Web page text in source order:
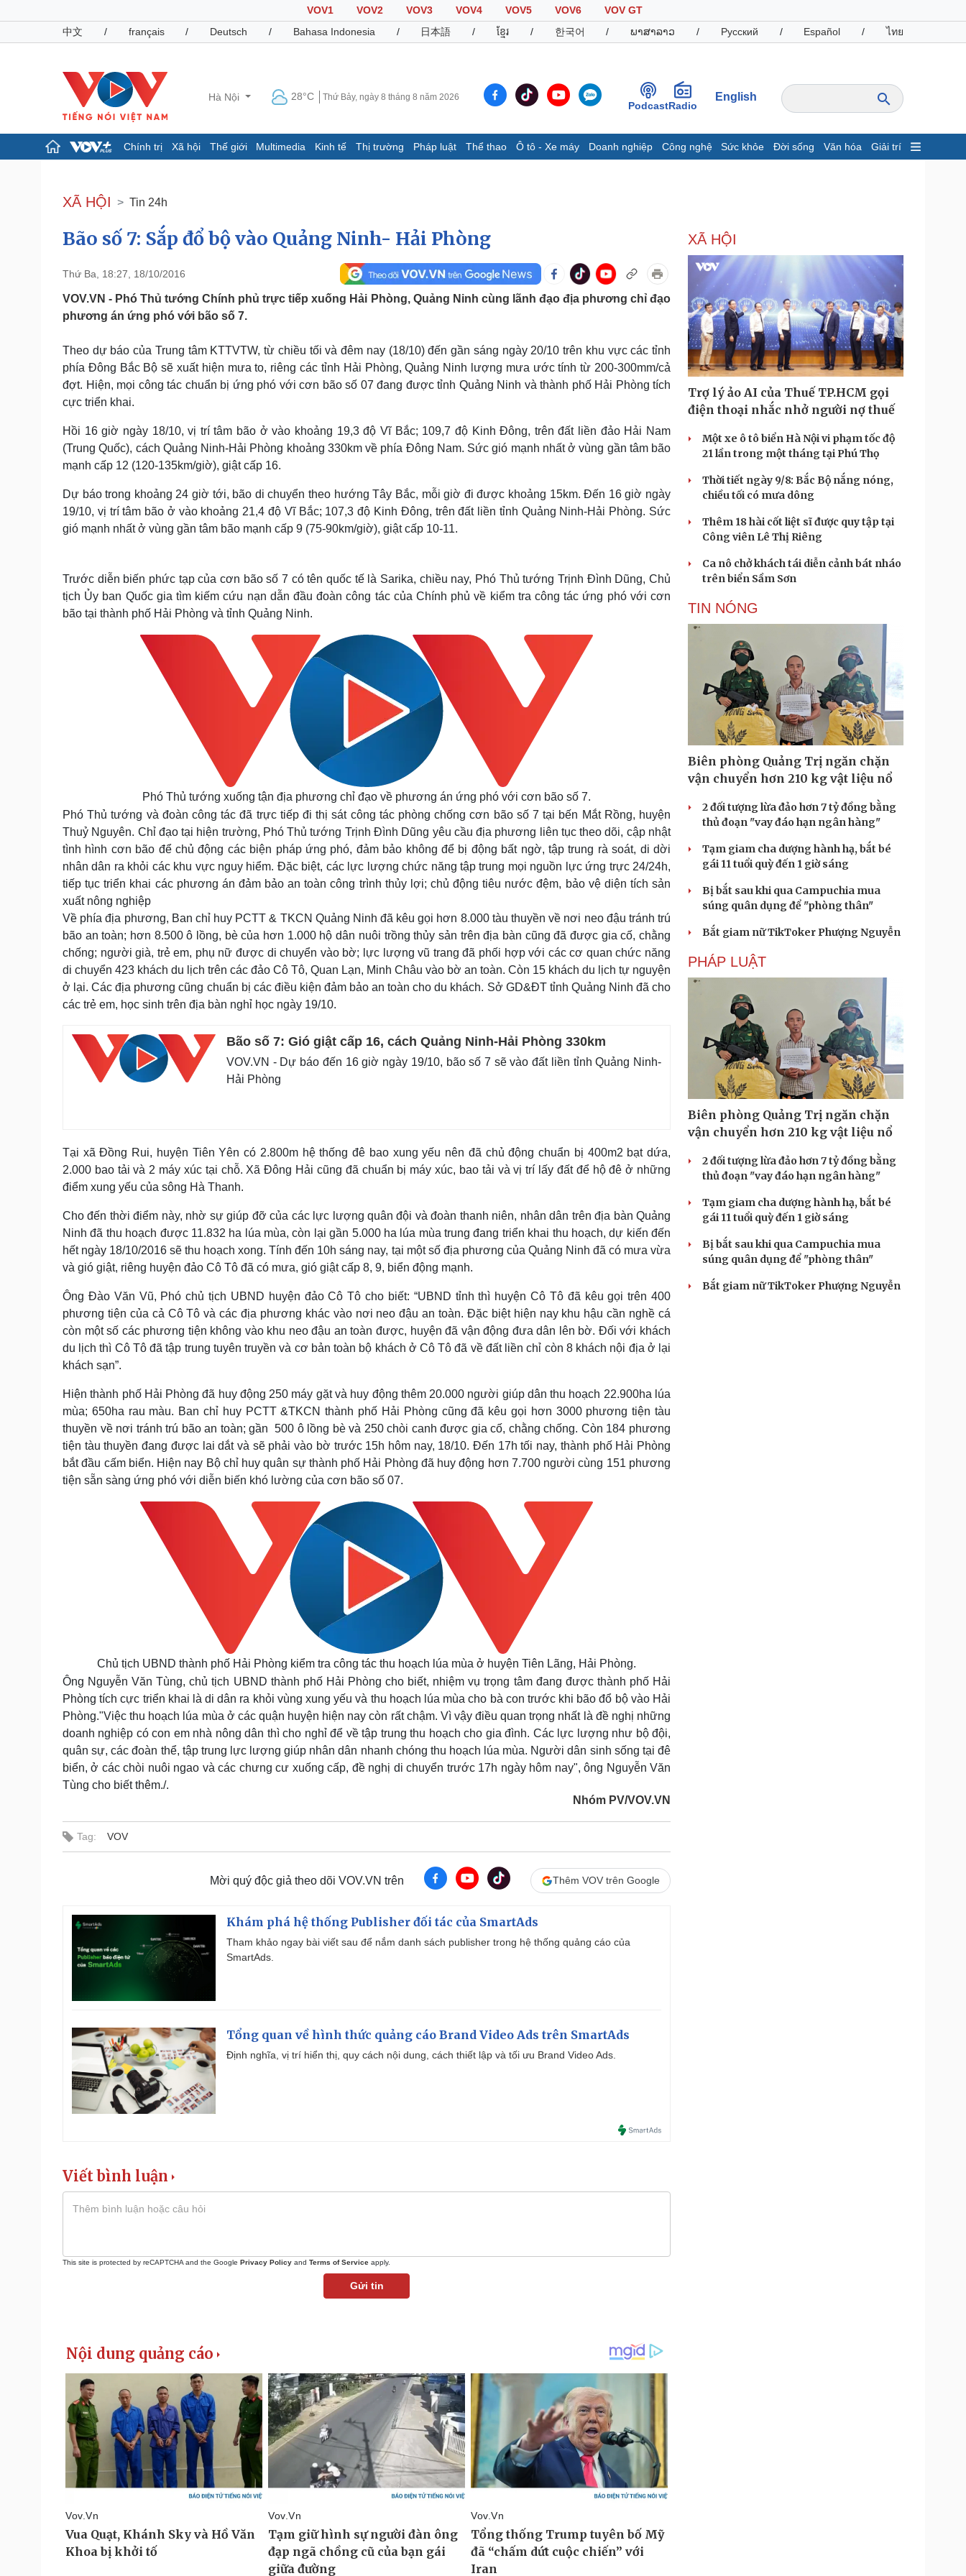
VOV1 VOV2 VOV3 VOV4 VOV5 VOV6
VOV GT
中文
/ français / Deutsch / Bahasa Indonesia / 日本語 / ខ្មែរ / 한국어 / ພາສາລາວ / Русский / Español / ไทย
Hà Nội 28°C Thứ Bảy, ngày 8 tháng 8 năm 2026
PodcastRadio
English
Chính trị Xã hội Thế giới Multimedia Kinh tế Thị trường Pháp luật Thể thao Ô tô - Xe máy Doanh nghiệp Công nghệ Sức khỏe Đời sống Văn hóa Giải trí
Đảng
Tổ chức nhân sự
Nhận diện sự thật
Dấu ấn VOV
Giá cà phê
Pháp luật
Vụ án
Tư vấn luật
Quân sự - Quốc phòng
Vũ khí
Phân tích
Thể thao
Thế giới thể thao
eSports
Hậu trường
Ô tô - Xe máy
Tư vấn
Doanh nghiệp
Thông tin doanh nghiệp
Doanh nghiệp 24h
Doanh nhân
Vì cộng đồng
Công nghệ
Sành điệu
Tin Công nghệ
Trải nghiệm
Chuyển đổi số
Sức khỏe
Cây thuốc
Sản phụ khoa
Nhi khoa
Làm đẹp - giảm cân
Phòng mạch online
Ăn sạch sống khỏe
Blog
Tình yêu - Gia đình
Văn học
Âm nhạc
Thời trang
Sao Việt
Săn Tour
check-in
Podcast
Câu chuyện thời sự
Đọc truyện đêm khuya
Cửa sổ tình yêu
Hạt giống tâm hồn
XÃ HỘI Tin 24h
Bão số 7: Sắp đổ bộ vào Quảng Ninh- Hải Phòng
Thứ Ba, 18:27, 18/10/2016
VOV.VN - Phó Thủ tướng Chính phủ trực tiếp xuống Hải Phòng, Quảng Ninh cùng lãnh đạo địa phương chỉ đạo
phương án ứng phó với bão số 7.
Theo dự báo của Trung tâm KTTVTW, từ chiều tối và đêm nay (18/10) đến gần sáng ngày 20/10 trên khu vực các tỉnh
phía Đông Bắc Bộ sẽ xuất hiện mưa to, riêng các tỉnh Hải Phòng, Quảng Ninh lượng mưa ước tính từ 200-300mm/cả
đợt. Hiện, mọi công tác chuẩn bị ứng phó với cơn bão số 07 đang được tỉnh Quảng Ninh và thành phố Hải Phòng tích
cực triển khai.
Hồi 16 giờ ngày 18/10, vị trí tâm bão ở vào khoảng 19,3 độ Vĩ Bắc; 109,7 độ Kinh Đông, trên đất liền đảo Hải Nam
(Trung Quốc), cách Quảng Ninh-Hải Phòng khoảng 330km về phía Đông Nam. Sức gió mạnh nhất ở vùng gần tâm bão
mạnh cấp 12 (120-135km/giờ), giật cấp 16.
Dự báo trong khoảng 24 giờ tới, bão di chuyển theo hướng Tây Bắc, mỗi giờ đi được khoảng 15km. Đến 16 giờ ngày
19/10, vị trí tâm bão ở vào khoảng 21,4 độ Vĩ Bắc; 107,3 độ Kinh Đông, trên đất liền tỉnh Quảng Ninh-Hải Phòng. Sức
gió mạnh nhất ở vùng gần tâm bão mạnh cấp 9 (75-90km/giờ), giật cấp 10-11.
Trước diễn biến phức tạp của cơn bão số 7 có tên quốc tế là Sarika, chiều nay, Phó Thủ tướng Trịnh Đình Dũng, Chủ
tịch Ủy ban Quốc gia tìm kiếm cứu nạn dẫn đầu đoàn công tác của Chính phủ về kiểm tra công tác ứng phó với cơn
bão tại thành phố Hải Phòng và tỉnh Quảng Ninh.
Phó Thủ tướng xuống tận địa phương chỉ đạo về phương án ứng phó với cơn bão số 7.
Phó Thủ tướng và đoàn công tác đã trực tiếp đi thị sát công tác phòng chống cơn bão số 7 tại bến Mắt Rồng, huyện
Thuỷ Nguyên. Chỉ đạo tại hiện trường, Phó Thủ tướng Trịnh Đình Dũng yêu cầu địa phương liên tục theo dõi, cập nhật
tình hình cơn bão để chủ động các biện pháp ứng phó, đảm bảo không để bị động bất ngờ, tập trung rà soát, di dời
nhân dân ra khỏi các khu vực nguy hiểm. Đặc biệt, các lực lượng chức năng tập trung mọi nguồn lực ứng trực 24/24h,
tiếp tục triển khai các phương án đảm bảo an toàn công trình thủy lợi; chủ động tiêu nước đệm, bảo vệ diện tích sản
xuất nông nghiệp
Về phía địa phương, Ban chỉ huy PCTT & TKCN Quảng Ninh đã kêu gọi hơn 8.000 tàu thuyền về nơi neo đậu tránh trú
bão an toàn; hơn 8.500 ô lồng, bè của hơn 1.000 hộ dân nuôi trồng thủy sản trên địa bàn cũng đã được gia cố, chằng
chống; người già, trẻ em, phụ nữ được di chuyển vào bờ; lực lượng vũ trang đã phối hợp với các cơ quan chức năng
di chuyển 423 khách du lịch trên các đảo Cô Tô, Quan Lạn, Minh Châu vào bờ an toàn. Còn 15 khách du lịch tự nguyện
ở lại. Các địa phương cũng chuẩn bị các điều kiện đảm bảo an toàn cho du khách. Sở GD&ĐT tỉnh Quảng Ninh đã cho
các trẻ em, học sinh trên địa bàn nghỉ học ngày 19/10.
Bão số 7: Gió giật cấp 16, cách Quảng Ninh-Hải Phòng 330km
VOV.VN - Dự báo đến 16 giờ ngày 19/10, bão số 7 sẽ vào đất liền tỉnh Quảng Ninh-
Hải Phòng
Tại xã Đồng Rui, huyện Tiên Yên có 2.800m hệ thống đê bao xung yếu nên đã chủ động chuẩn bị 400m2 bạt dứa,
2.000 bao tải và 2 máy xúc tại chỗ. Xã Đông Hải cũng đã chuẩn bị máy xúc, bao tải và vị trí lấy đất để hộ đê ở những
điểm xung yếu của sông Hà Thanh.
Cho đến thời điểm này, nhờ sự giúp đỡ của các lực lượng quân đội và đoàn thanh niên, nhân dân trên địa bàn Quảng
Ninh đã thu hoạch được 11.832 ha lúa mùa, còn lại gần 5.000 ha lúa mùa trung đang triển khai thu hoạch, dự kiến đến
hết ngày 18/10/2016 sẽ thu hoạch xong. Tính đến 10h sáng nay, tại một số địa phương của Quảng Ninh đã có mưa vừa
và gió giật, riêng huyện đảo Cô Tô đã có mưa, gió giật cấp 8, 9, biển động mạnh.
Ông Đào Văn Vũ, Phó chủ tịch UBND huyện đảo Cô Tô cho biết: “UBND tỉnh thì huyện Cô Tô đã kêu gọi trên 400
phương tiện của cả Cô Tô và các địa phương khác vào nơi neo đậu an toàn. Đặc biệt hiện nay khu hậu cần nghề cá
còn một số các phương tiện không vào khu neo đậu an toàn được, huyện đã vận động đưa dân lên bờ. Đối với khách
du lịch thì Cô Tô đã tập trung tuyên truyền và cơ bản toàn bộ khách ở Cô Tô đã về đất liền chỉ còn 8 khách nội địa ở lại
khách sạn”.
Hiện thành phố Hải Phòng đã huy động 250 máy gặt và huy động thêm 20.000 người giúp dân thu hoạch 22.900ha lúa
mùa; 650ha rau màu. Ban chỉ huy PCTT &TKCN thành phố Hải Phòng cũng đã kêu gọi hơn 3000 phương tiện tàu
thuyền về nơi tránh trú bão an toàn; gần 500 ô lồng bè và 250 chòi canh được gia cố, chằng chống. Còn 184 phương
tiện tàu thuyền đang được lai dắt và sẽ phải vào bờ trước 15h hôm nay, 18/10. Đến 17h tối nay, thành phố Hải Phòng
bắt đầu cấm biển. Hiện nay Bộ chỉ huy quân sự thành phố Hải Phòng đã huy động hơn 7.700 người cùng 151 phương
tiện sẵn sàng ứng phó với diễn biến khó lường của cơn bão số 07.
Chủ tịch UBND thành phố Hải Phòng kiểm tra công tác thu hoạch lúa mùa ở huyện Tiên Lãng, Hải Phòng.
Ông Nguyễn Văn Tùng, chủ tịch UBND thành phố Hải Phòng cho biết, nhiệm vụ trọng tâm đang được thành phố Hải
Phòng tích cực triển khai là di dân ra khỏi vùng xung yếu và thu hoạch lúa mùa cho bà con trước khi bão đổ bộ vào Hải
Phòng."Việc thu hoạch lúa mùa ở các quận huyện hiện nay còn rất chậm. Vì vậy điều quan trọng nhất là đề nghị những
doanh nghiệp có con em nhà nông dân thì cho nghỉ để về tập trung thu hoạch cho gia đình. Các lực lượng như bộ đội,
quân sự, các đoàn thể, tập trung lực lượng giúp nhân dân nhanh chóng thu hoạch lúa mùa. Người dân sinh sống tại đê
biển, ở các chòi nuôi ngao và các chưng cư xuống cấp, đề nghị di chuyển trước 17h ngày hôm nay", ông Nguyễn Văn
Tùng cho biết thêm./.
Nhóm PV/VOV.VN
Tag: VOV
Mời quý độc giả theo dõi VOV.VN trên Thêm VOV trên Google
Khám phá hệ thống Publisher đối tác của SmartAds
Tham khảo ngay bài viết sau để nắm danh sách publisher trong hệ thống quảng cáo của
SmartAds.
Tổng quan về hình thức quảng cáo Brand Video Ads trên SmartAds
Định nghĩa, vị trí hiển thị, quy cách nội dung, cách thiết lập và tối ưu Brand Video Ads.
Viết bình luận
This site is protected by reCAPTCHA and the Google Privacy Policy and Terms of Service apply.
Gửi tin
XÃ HỘI
Trợ lý ảo AI của Thuế TP.HCM gọi
điện thoại nhắc nhở người nợ thuế
Một xe ô tô biển Hà Nội vi phạm tốc độ
21 lần trong một tháng tại Phú Thọ
Thời tiết ngày 9/8: Bắc Bộ nắng nóng,
chiều tối có mưa dông
Thêm 18 hài cốt liệt sĩ được quy tập tại
Công viên Lê Thị Riêng
Ca nô chở khách tái diễn cảnh bát nháo
trên biển Sầm Sơn
TIN NÓNG
Biên phòng Quảng Trị ngăn chặn
vận chuyển hơn 210 kg vật liệu nổ
2 đối tượng lừa đảo hơn 7 tỷ đồng bằng
thủ đoạn "vay đáo hạn ngân hàng"
Tạm giam cha dượng hành hạ, bắt bé
gái 11 tuổi quỳ đến 1 giờ sáng
Bị bắt sau khi qua Campuchia mua
súng quân dụng để "phòng thân"
Bắt giam nữ TikToker Phượng Nguyễn
PHÁP LUẬT
Biên phòng Quảng Trị ngăn chặn
vận chuyển hơn 210 kg vật liệu nổ
2 đối tượng lừa đảo hơn 7 tỷ đồng bằng
thủ đoạn "vay đáo hạn ngân hàng"
Tạm giam cha dượng hành hạ, bắt bé
gái 11 tuổi quỳ đến 1 giờ sáng
Bị bắt sau khi qua Campuchia mua
súng quân dụng để "phòng thân"
Bắt giam nữ TikToker Phượng Nguyễn